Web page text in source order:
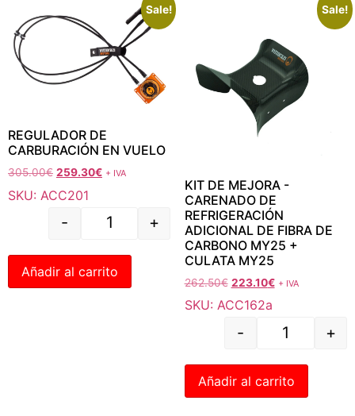
Sale!
REGULADOR DE
CARBURACIÓN EN VUELO
305.00€ 259.30€ + IVA
SKU: ACC201
- +
Añadir al carrito
Sale!
KIT DE MEJORA -
CARENADO DE
REFRIGERACIÓN
ADICIONAL DE FIBRA DE
CARBONO MY25 +
CULATA MY25
262.50€ 223.10€ + IVA
SKU: ACC162a
- +
Añadir al carrito